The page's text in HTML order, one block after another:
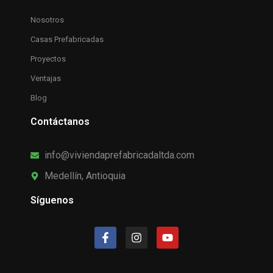
Nosotros
Casas Prefabricadas
Proyectos
Ventajas
Blog
Contáctanos
info@viviendaprefabricadaltda.com
Medellín, Antioquia
Síguenos